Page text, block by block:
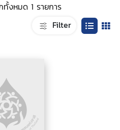
ทั้งหมด 1 รายการ
Filter